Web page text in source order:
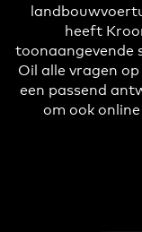
heeft
toonaangevende
Oil alle vragen
een passend
om ook